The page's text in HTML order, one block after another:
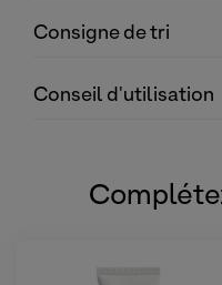
Consigne de tri
Conseil d'utilisation